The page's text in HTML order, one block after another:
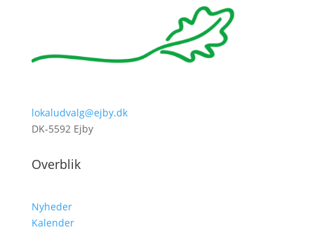
lokaludvalg@ejby.dk
DK-5592 Ejby
Overblik
Nyheder
Kalender